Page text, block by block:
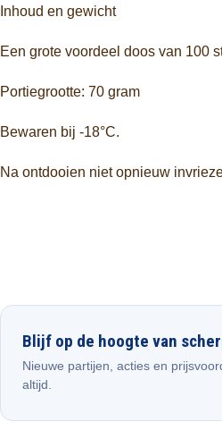
Inhoud en gewicht
Een grote voordeel doos van 100
Portiegrootte: 70 gram
Bewaren bij -18°C.
Na ontdooien niet opnieuw
Blijf op de hoogte van
Nieuwe partijen, acties en
altijd.